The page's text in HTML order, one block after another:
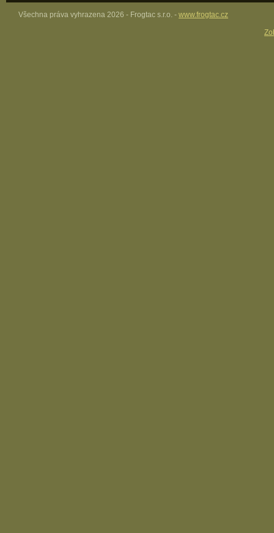
Všechna práva vyhrazena 2026 - Frogtac s.r.o. - www.frogtac.cz